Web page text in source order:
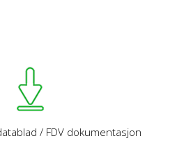
/ FDV dokumentasjon